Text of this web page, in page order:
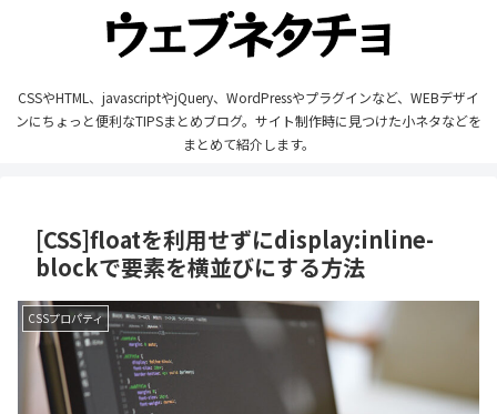
CSSやHTML、javascriptやjQuery、WordPressやプラグインなど、WEBデザイ
ンにちょっと便利なTIPSまとめブログ。サイト制作時に見つけた小ネタなどを
まとめて紹介します。
[CSS]floatを利用せずにdisplay:inline-
blockで要素を横並びにする方法
CSSプロパティ